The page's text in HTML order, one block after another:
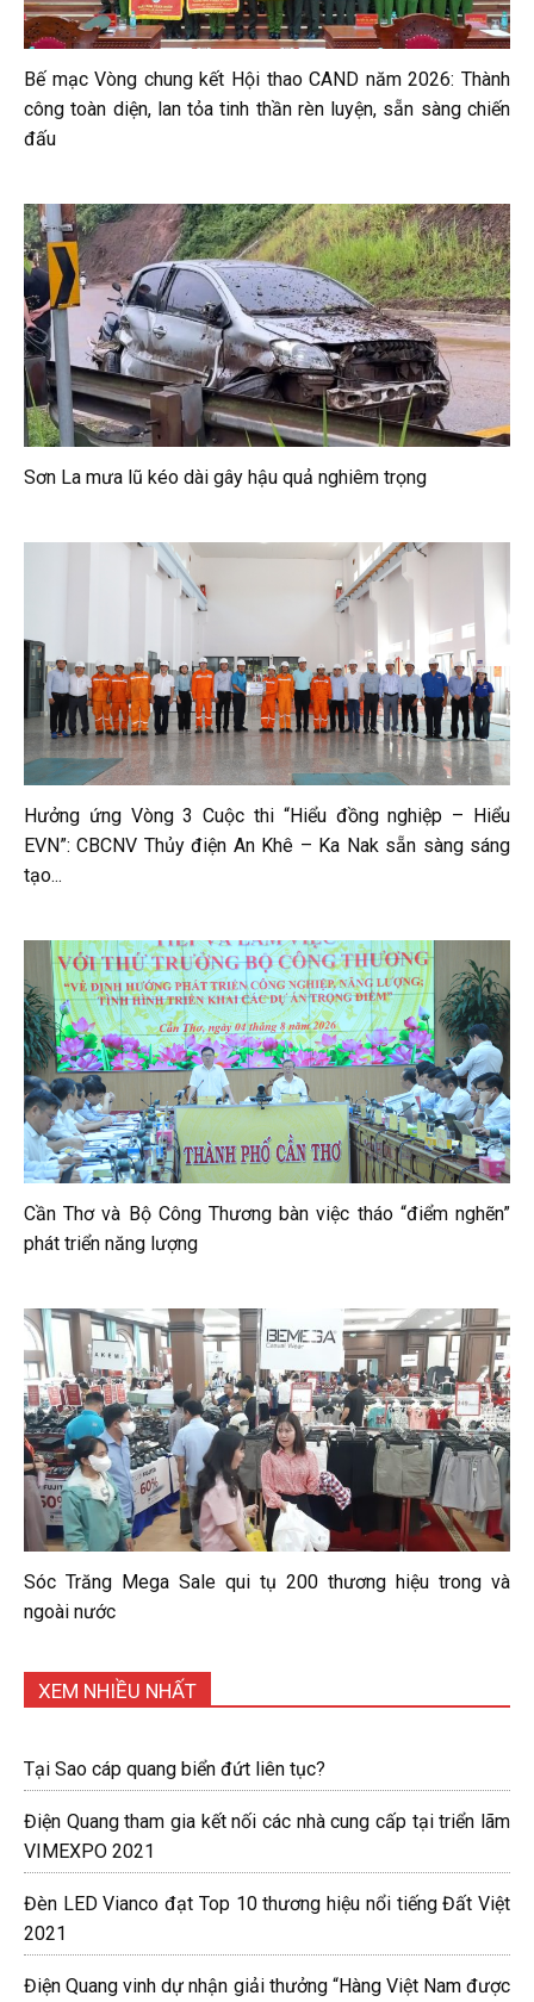
Bế mạc Vòng chung kết Hội thao CAND năm 2026: Thành
công toàn diện, lan tỏa tinh thần rèn luyện, sẵn sàng chiến
đấu
Sơn La mưa lũ kéo dài gây hậu quả nghiêm trọng
Hưởng ứng Vòng 3 Cuộc thi “Hiểu đồng nghiệp – Hiểu
EVN”: CBCNV Thủy điện An Khê – Ka Nak sẵn sàng sáng
tạo...
Cần Thơ và Bộ Công Thương bàn việc tháo “điểm nghẽn”
phát triển năng lượng
Sóc Trăng Mega Sale qui tụ 200 thương hiệu trong và
ngoài nước
XEM NHIỀU NHẤT
Tại Sao cáp quang biển đứt liên tục?
Điện Quang tham gia kết nối các nhà cung cấp tại triển lãm
VIMEXPO 2021
Đèn LED Vianco đạt Top 10 thương hiệu nổi tiếng Đất Việt
2021
Điện Quang vinh dự nhận giải thưởng “Hàng Việt Nam được